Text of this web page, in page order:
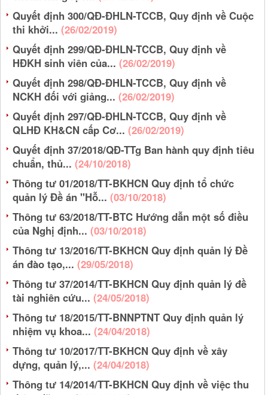
Quyết định 300/QĐ-ĐHLN-TCCB, Quy định về Cuộc
thi khởi... (26/02/2019)
Quyết định 299/QĐ-ĐHLN-TCCB, Quy định về
HĐKH sinh viên của... (26/02/2019)
Quyết định 298/QĐ-ĐHLN-TCCB, Quy định về
NCKH đối với giảng... (26/02/2019)
Quyết định 297/QĐ-ĐHLN-TCCB, Quy định về
QLHĐ KH&CN cấp Cơ... (26/02/2019)
Quyết định 37/2018/QĐ-TTg Ban hành quy định tiêu
chuẩn, thủ... (24/10/2018)
Thông tư 01/2018/TT-BKHCN Quy định tổ chức
quản lý Đề án "Hỗ... (03/10/2018)
Thông tư 63/2018/TT-BTC Hướng dẫn một số điều
của Nghị định... (03/10/2018)
Thông tư 13/2016/TT-BKHCN Quy định quản lý Đề
án đào tạo,... (29/05/2018)
Thông tư 37/2014/TT-BKHCN Quy định quản lý đề
tài nghiên cứu... (24/05/2018)
Thông tư 18/2015/TT-BNNPTNT Quy định quản lý
nhiệm vụ khoa... (24/04/2018)
Thông tư 10/2017/TT-BKHCN Quy định về xây
dựng, quản lý,... (24/04/2018)
Thông tư 14/2014/TT-BKHCN Quy định về việc thu